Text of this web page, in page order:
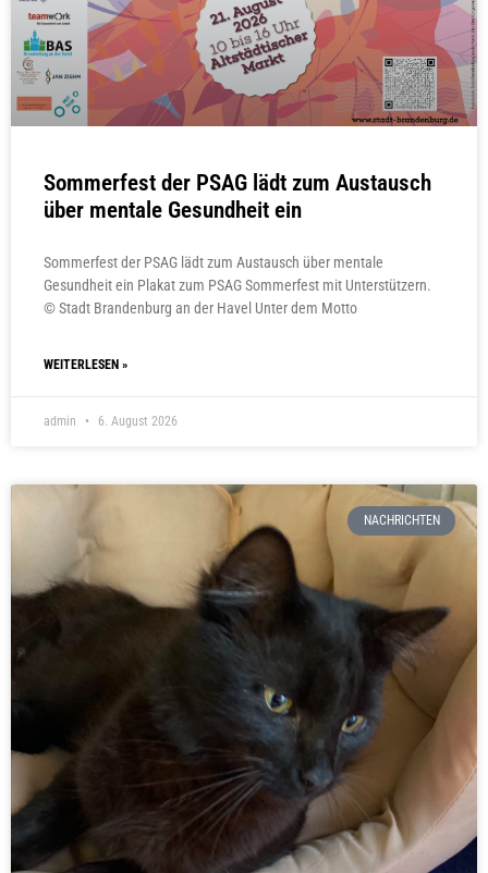
Sommerfest der PSAG lädt zum Austausch
über mentale Gesundheit ein
Sommerfest der PSAG lädt zum Austausch über mentale
Gesundheit ein Plakat zum PSAG Sommerfest mit Unterstützern.
© Stadt Brandenburg an der Havel Unter dem Motto
WEITERLESEN »
admin 6. August 2026
NACHRICHTEN